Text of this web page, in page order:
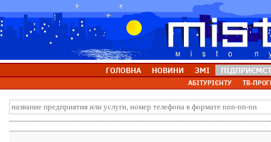
ГОЛОВНА НОВИНИ ЗМІ
АБІТУРІЄНТУ ТВ-